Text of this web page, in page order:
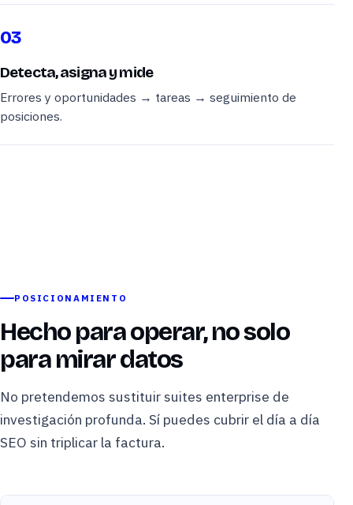
03
Detecta, asigna y mide
Errores y oportunidades → tareas → seguimiento de
posiciones.
POSICIONAMIENTO
Hecho para operar, no solo
para mirar datos
No pretendemos sustituir suites enterprise de
investigación profunda. Sí puedes cubrir el día a día
SEO sin triplicar la factura.